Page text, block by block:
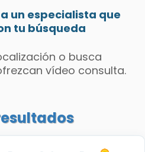
un especialista que
tu búsqueda
o busca
vídeo consulta.